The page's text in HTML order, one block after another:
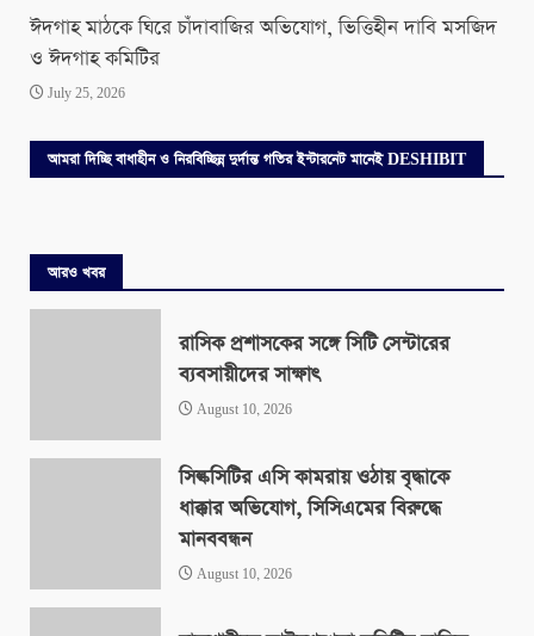
ঈদগাহ মাঠকে ঘিরে চাঁদাবাজির অভিযোগ, ভিত্তিহীন দাবি মসজিদ
ও ঈদগাহ কমিটির
July 25, 2026
আমরা দিচ্ছি বাধাহীন ও নিরবিচ্ছিন্ন দুর্দান্ত গতির ইন্টারনেট মানেই DESHIBIT
আরও খবর
রাসিক প্রশাসকের সঙ্গে সিটি সেন্টারের
ব্যবসায়ীদের সাক্ষাৎ
August 10, 2026
সিল্কসিটির এসি কামরায় ওঠায় বৃদ্ধাকে
ধাক্কার অভিযোগ, সিসিএমের বিরুদ্ধে
মানববন্ধন
August 10, 2026